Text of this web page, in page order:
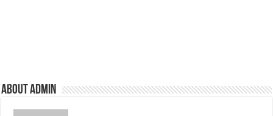
About admin